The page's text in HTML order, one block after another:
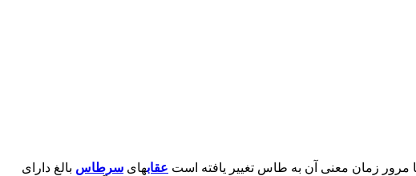
عقابهای سرطاس بالغ دارای